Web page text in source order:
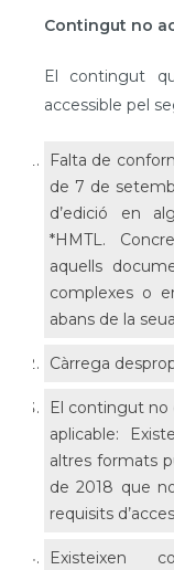
Contingut no
El contingut
accessible pel
Falta de
de 7 de
d’edició en
*HMTL.
aquells
complexes o
abans de la
Càrrega
El contingut no
aplicable:
altres formats
de 2018 que
requisits
Existeixen